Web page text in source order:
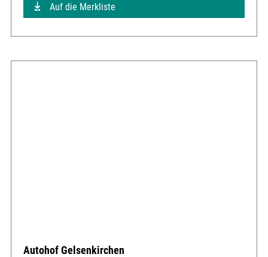
Auf die Merkliste
Autohof Gelsenkirchen